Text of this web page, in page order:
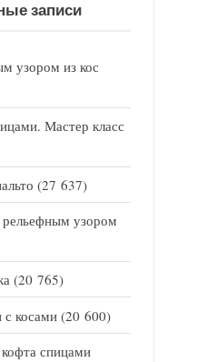
записи
узором из кос
Мастер класс
(27 637)
рельефным узором
(20 765)
с косами (20 600)
спицами